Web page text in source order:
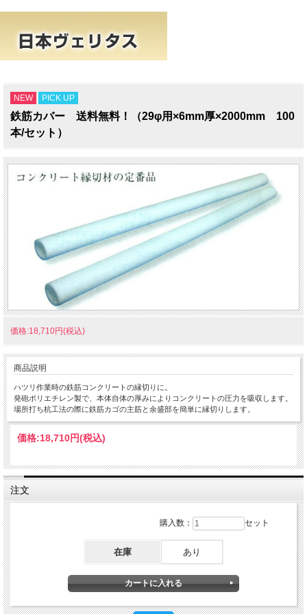
NEW PICK UP
鉄筋カバー 送料無料！（29φ用×6mm厚×2000mm 100
本/セット）
価格:18,710円(税込)
商品説明
ハツリ作業時の鉄筋コンクリートの縁切りに。
発砲ポリエチレン製で、本体自体の厚みによりコンクリートの圧力を吸収します。
場所打ち杭工法の際に鉄筋カゴの主筋と余盛部を簡単に縁切りします。
価格:18,710円(税込)
注文
購入数： セット
在庫 あり